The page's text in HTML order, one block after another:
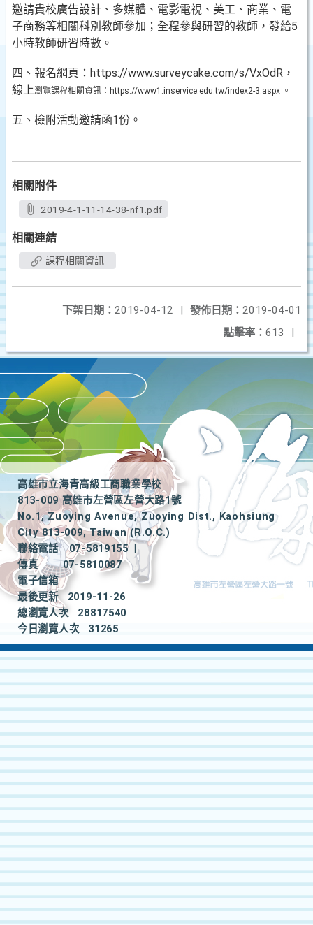
邀請貴校廣告設計、多媒體、電影電視、美工、商業、電
子商務等相關科別教師參加；全程參與研習的教師，發給5
小時教師研習時數。
四、報名網頁：https://www.surveycake.com/s/VxOdR，
線上瀏覽課程相關資訊：https://www1.inservice.edu.tw/index2-3.aspx 。
五、檢附活動邀請函1份。
相關附件
2019-4-1-11-14-38-nf1.pdf
相關連結
課程相關資訊
發佈日期： 2019-04-01
下架日期： 2019-04-12
|
點擊率： 613 |
高雄市立海青高級工商職業學校
813-009 高雄市左營區左營大路1號
No.1, Zuoying Avenue, Zuoying Dist., Kaohsiung
City 813-009, Taiwan (R.O.C.)
聯絡電話
07-5819155
|
傳真
07-5810087
電子信箱
最後更新
2019-11-26
總瀏覽人次
28817540
今日瀏覽人次
31265